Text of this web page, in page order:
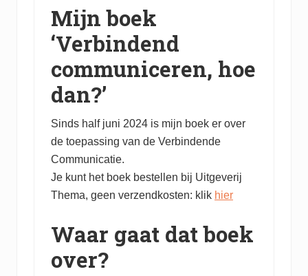
Mijn boek
‘Verbindend
communiceren, hoe
dan?’
Sinds half juni 2024 is mijn boek er over
de toepassing van de Verbindende
Communicatie.
Je kunt het boek bestellen bij Uitgeverij
Thema, geen verzendkosten: klik hier
Waar gaat dat boek
over?